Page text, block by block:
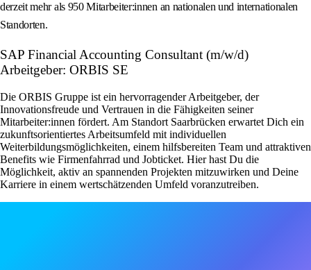
derzeit mehr als 950 Mitarbeiter:innen an nationalen und internationalen
Standorten.
SAP Financial Accounting Consultant (m/w/d)
Arbeitgeber: ORBIS SE
Die ORBIS Gruppe ist ein hervorragender Arbeitgeber, der
Innovationsfreude und Vertrauen in die Fähigkeiten seiner
Mitarbeiter:innen fördert. Am Standort Saarbrücken erwartet Dich ein
zukunftsorientiertes Arbeitsumfeld mit individuellen
Weiterbildungsmöglichkeiten, einem hilfsbereiten Team und attraktiven
Benefits wie Firmenfahrrad und Jobticket. Hier hast Du die
Möglichkeit, aktiv an spannenden Projekten mitzuwirken und Deine
Karriere in einem wertschätzenden Umfeld voranzutreiben.